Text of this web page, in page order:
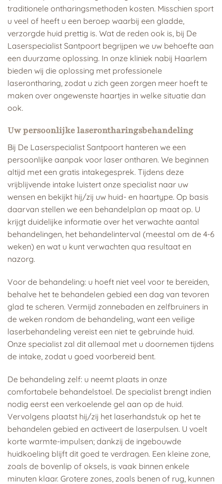
traditionele ontharingsmethoden kosten. Misschien sport
u veel of heeft u een beroep waarbij een gladde,
verzorgde huid prettig is. Wat de reden ook is, bij De
Laserspecialist Santpoort begrijpen we uw behoefte aan
een duurzame oplossing. In onze kliniek nabij Haarlem
bieden wij die oplossing met professionele
laserontharing, zodat u zich geen zorgen meer hoeft te
maken over ongewenste haartjes in welke situatie dan
ook.
Uw persoonlijke laserontharingsbehandeling
Bij De Laserspecialist Santpoort hanteren we een
persoonlijke aanpak voor laser ontharen. We beginnen
altijd met een gratis intakegesprek. Tijdens deze
vrijblijvende intake luistert onze specialist naar uw
wensen en bekijkt hij/zij uw huid- en haartype. Op basis
daarvan stellen we een behandelplan op maat op. U
krijgt duidelijke informatie over het verwachte aantal
behandelingen, het behandelinterval (meestal om de 4-6
weken) en wat u kunt verwachten qua resultaat en
nazorg.
Voor de behandeling: u hoeft niet veel voor te bereiden,
behalve het te behandelen gebied een dag van tevoren
glad te scheren. Vermijd zonnebaden en zelfbruiners in
de weken rondom de behandeling, want een veilige
laserbehandeling vereist een niet te gebruinde huid.
Onze specialist zal dit allemaal met u doornemen tijdens
de intake, zodat u goed voorbereid bent.
De behandeling zelf: u neemt plaats in onze
comfortabele behandelstoel. De specialist brengt indien
nodig eerst een verkoelende gel aan op de huid.
Vervolgens plaatst hij/zij het laserhandstuk op het te
behandelen gebied en activeert de laserpulsen. U voelt
korte warmte-impulsen; dankzij de ingebouwde
huidkoeling blijft dit goed te verdragen. Een kleine zone,
zoals de bovenlip of oksels, is vaak binnen enkele
minuten klaar. Grotere zones, zoals benen of rug, kunnen